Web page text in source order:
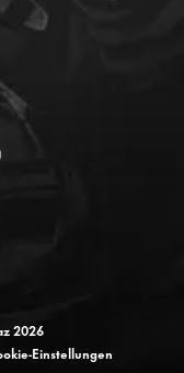
2026
Einstellungen